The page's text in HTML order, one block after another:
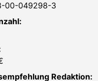
00-049298-3
Redaktion: